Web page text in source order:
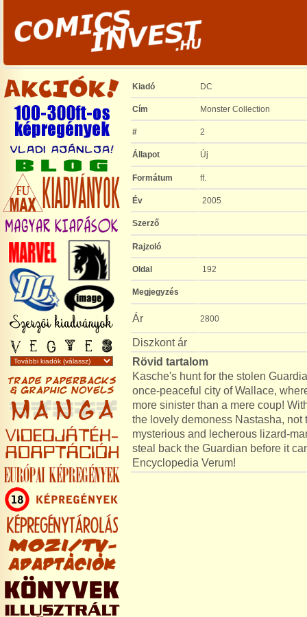
Kiadó DC
Cím Monster Collection
# 2
Állapot Új
Formátum ff.
Év 2005
Szerző
Rajzoló
Oldal 192
Megjegyzés
Ár 2800
Diszkont ár
Rövid tartalom
Kasche's hunt for the stolen
once-peaceful city of Wallace,
more sinister than a mere coup!
the lovely demoness Nastasha,
mysterious and lecherous lizard-
steal back the Guardian before it
Encyclopedia Verum!